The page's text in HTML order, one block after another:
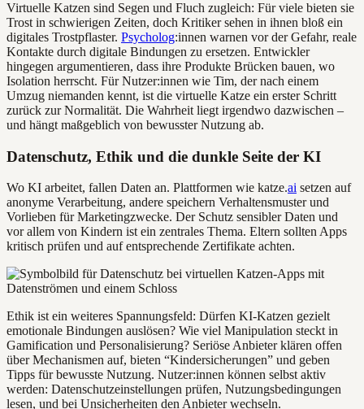
Virtuelle Katzen sind Segen und Fluch zugleich: Für viele bieten sie
Trost in schwierigen Zeiten, doch Kritiker sehen in ihnen bloß ein
digitales Trostpflaster. Psycholog:innen warnen vor der Gefahr, reale
Kontakte durch digitale Bindungen zu ersetzen. Entwickler
hingegen argumentieren, dass ihre Produkte Brücken bauen, wo
Isolation herrscht. Für Nutzer:innen wie Tim, der nach einem
Umzug niemanden kennt, ist die virtuelle Katze ein erster Schritt
zurück zur Normalität. Die Wahrheit liegt irgendwo dazwischen –
und hängt maßgeblich von bewusster Nutzung ab.
Datenschutz, Ethik und die dunkle Seite der KI
Wo KI arbeitet, fallen Daten an. Plattformen wie katze.ai setzen auf
anonyme Verarbeitung, andere speichern Verhaltensmuster und
Vorlieben für Marketingzwecke. Der Schutz sensibler Daten und
vor allem von Kindern ist ein zentrales Thema. Eltern sollten Apps
kritisch prüfen und auf entsprechende Zertifikate achten.
Ethik ist ein weiteres Spannungsfeld: Dürfen KI-Katzen gezielt
emotionale Bindungen auslösen? Wie viel Manipulation steckt in
Gamification und Personalisierung? Seriöse Anbieter klären offen
über Mechanismen auf, bieten “Kindersicherungen” und geben
Tipps für bewusste Nutzung. Nutzer:innen können selbst aktiv
werden: Datenschutzeinstellungen prüfen, Nutzungsbedingungen
lesen, und bei Unsicherheiten den Anbieter wechseln.